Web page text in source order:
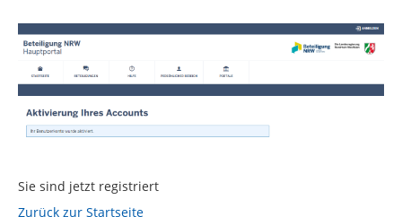
Sie sind jetzt registriert
Zurück zur Startseite